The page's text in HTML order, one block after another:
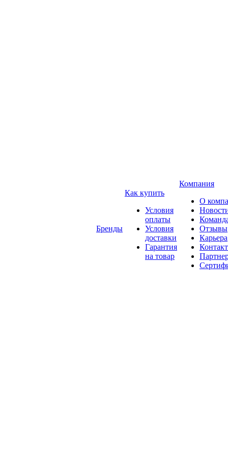
Бренды
Как купить
Условия
оплаты
Условия
доставки
Гарантия
на товар
Компания
О
Отзывы
Карьера